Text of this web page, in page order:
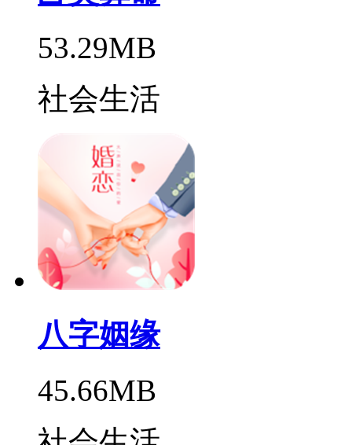
53.29MB
社会生活
八字姻缘
45.66MB